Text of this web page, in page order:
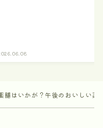
膳はいかが？午後のおいしい薬